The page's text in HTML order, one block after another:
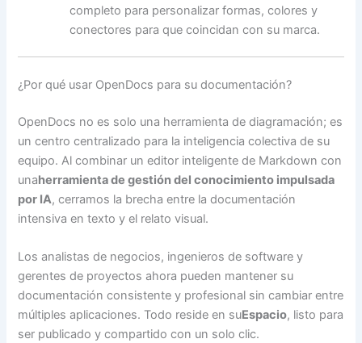
completo para personalizar formas, colores y
conectores para que coincidan con su marca.
¿Por qué usar OpenDocs para su documentación?
OpenDocs no es solo una herramienta de diagramación; es
un centro centralizado para la inteligencia colectiva de su
equipo. Al combinar un editor inteligente de Markdown con
unaherramienta de gestión del conocimiento impulsada
por IA, cerramos la brecha entre la documentación
intensiva en texto y el relato visual.
Los analistas de negocios, ingenieros de software y
gerentes de proyectos ahora pueden mantener su
documentación consistente y profesional sin cambiar entre
múltiples aplicaciones. Todo reside en suEspacio, listo para
ser publicado y compartido con un solo clic.